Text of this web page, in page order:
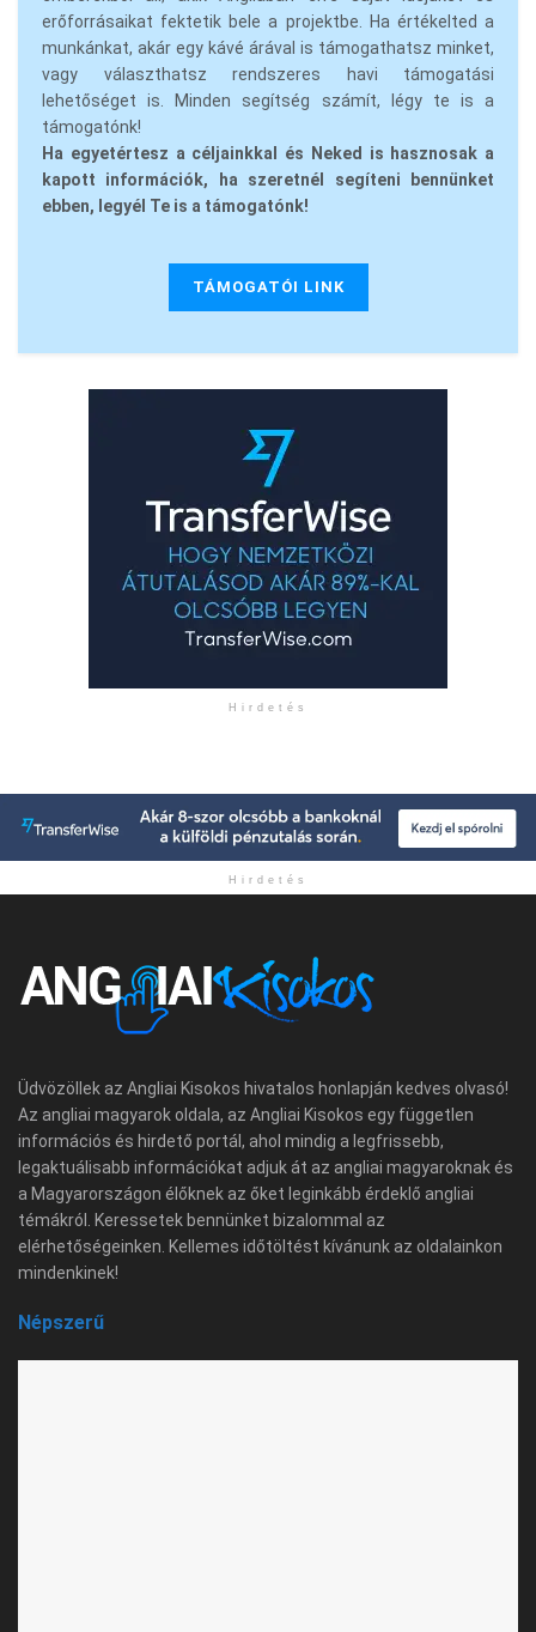
erőforrásaikat fektetik bele a projektbe. Ha értékelted a
munkánkat, akár egy kávé árával is támogathatsz minket,
vagy választhatsz rendszeres havi támogatási
lehetőséget is. Minden segítség számít, légy te is a
támogatónk!
Ha egyetértesz a céljainkkal és Neked is hasznosak a
kapott információk, ha szeretnél segíteni bennünket
ebben, legyél Te is a támogatónk!
TÁMOGATÓI LINK
Hirdetés
Hirdetés
Üdvözöllek az Angliai Kisokos hivatalos honlapján kedves olvasó!
Az angliai magyarok oldala, az Angliai Kisokos egy független
információs és hirdető portál, ahol mindig a legfrissebb,
legaktuálisabb információkat adjuk át az angliai magyaroknak és
a Magyarországon élőknek az őket leginkább érdeklő angliai
témákról. Keressetek bennünket bizalommal az
elérhetőségeinken. Kellemes időtöltést kívánunk az oldalainkon
mindenkinek!
Népszerű